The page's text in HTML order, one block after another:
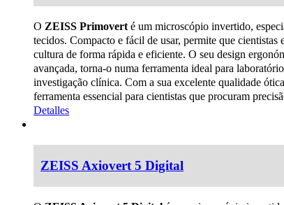
O ZEISS Primovert é um microscópio invertido,
tecidos. Compacto e fácil de usar, permite que
cultura de forma rápida e eficiente. O seu design
avançada, torna-o numa ferramenta ideal para
investigação clínica. Com a sua excelente qualidade
ferramenta essencial para cientistas que procuram
Detalles
ZEISS Axiovert 5 Digital